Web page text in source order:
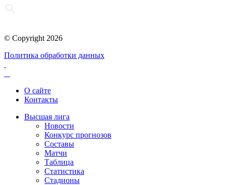
© Copyright 2026
Политика обработки данных
О сайте
Контакты
Высшая лига
Новости
Конкурс прогнозов
Составы
Матчи
Таблица
Статистика
Стадионы